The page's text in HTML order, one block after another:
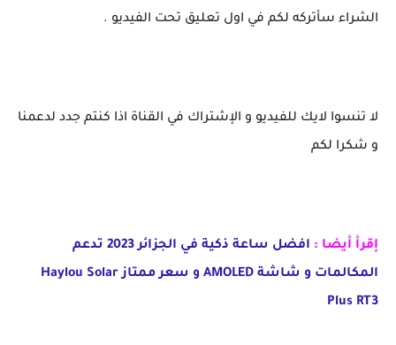
الشراء سأتركه لكم في اول تعليق تحت الفيديو .
لا تنسوا لايك للفيديو و الإشتراك في القناة اذا كنتم جدد لدعمنا
و شكرا لكم
إقرأ أيضا :
افضل ساعة ذكية في الجزائر 2023 تدعم
المكالمات و شاشة AMOLED و سعر ممتاز Haylou Solar
Plus RT3